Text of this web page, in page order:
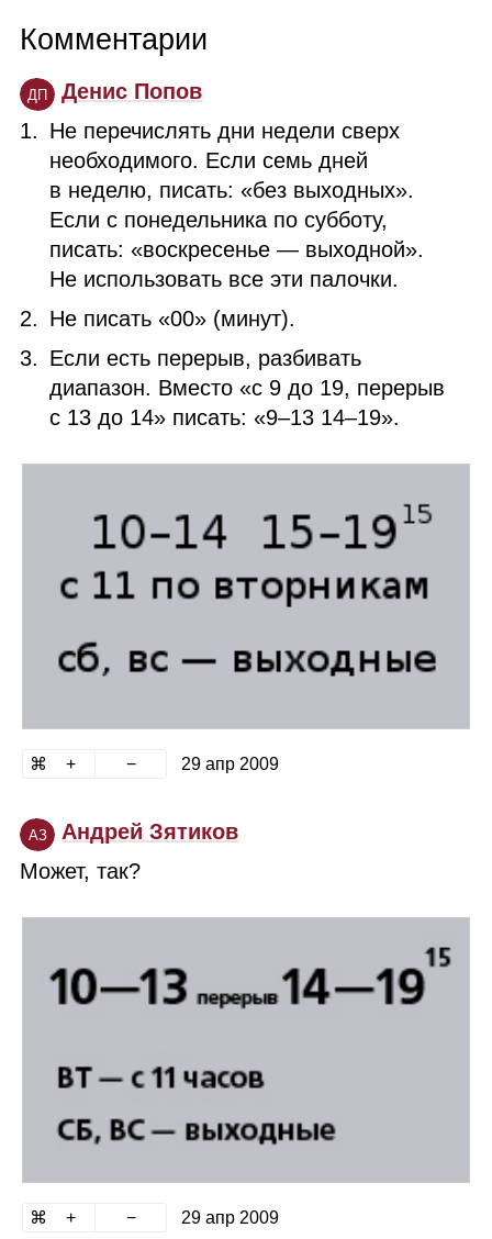
Комментарии
ДП
Денис Попов
Не перечислять дни недели сверх
необходимого. Если семь дней
в неделю, писать: «без выходных».
Если с понедельника по субботу,
писать: «воскресенье — выходной».
Не использовать все эти палочки.
Не писать «00» (минут).
Если есть перерыв, разбивать
диапазон. Вместо «с 9 до 19, перерыв
с 13 до 14» писать: «9–13 14–19».
29 апр 2009
АЗ
Андрей Зятиков
Может, так?
29 апр 2009